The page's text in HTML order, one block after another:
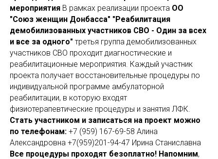
мероприятия В рамках реализации проекта ОО
"Союз женщин Донбасса" "Реабилитация
демобилизованных участников СВО - Один за всех
и все за одного" третья группа демобилизованных
участников СВО проходит диагностические и
реабилитационные мероприятия. Каждый участник
проекта получает восстановительные процедуры по
индивидуальной программе амбулаторной
реабилитации, в которую входят
физиотерапевтические процедуры и занятия ЛФК.
Стать участником и записаться на проект можно
по телефонам: +7 (959) 167-69-58 Алина
Александровна +7(959)201-94-47 Ирина Станиславна
Все процедуры проходят безоплатно! Напомним,